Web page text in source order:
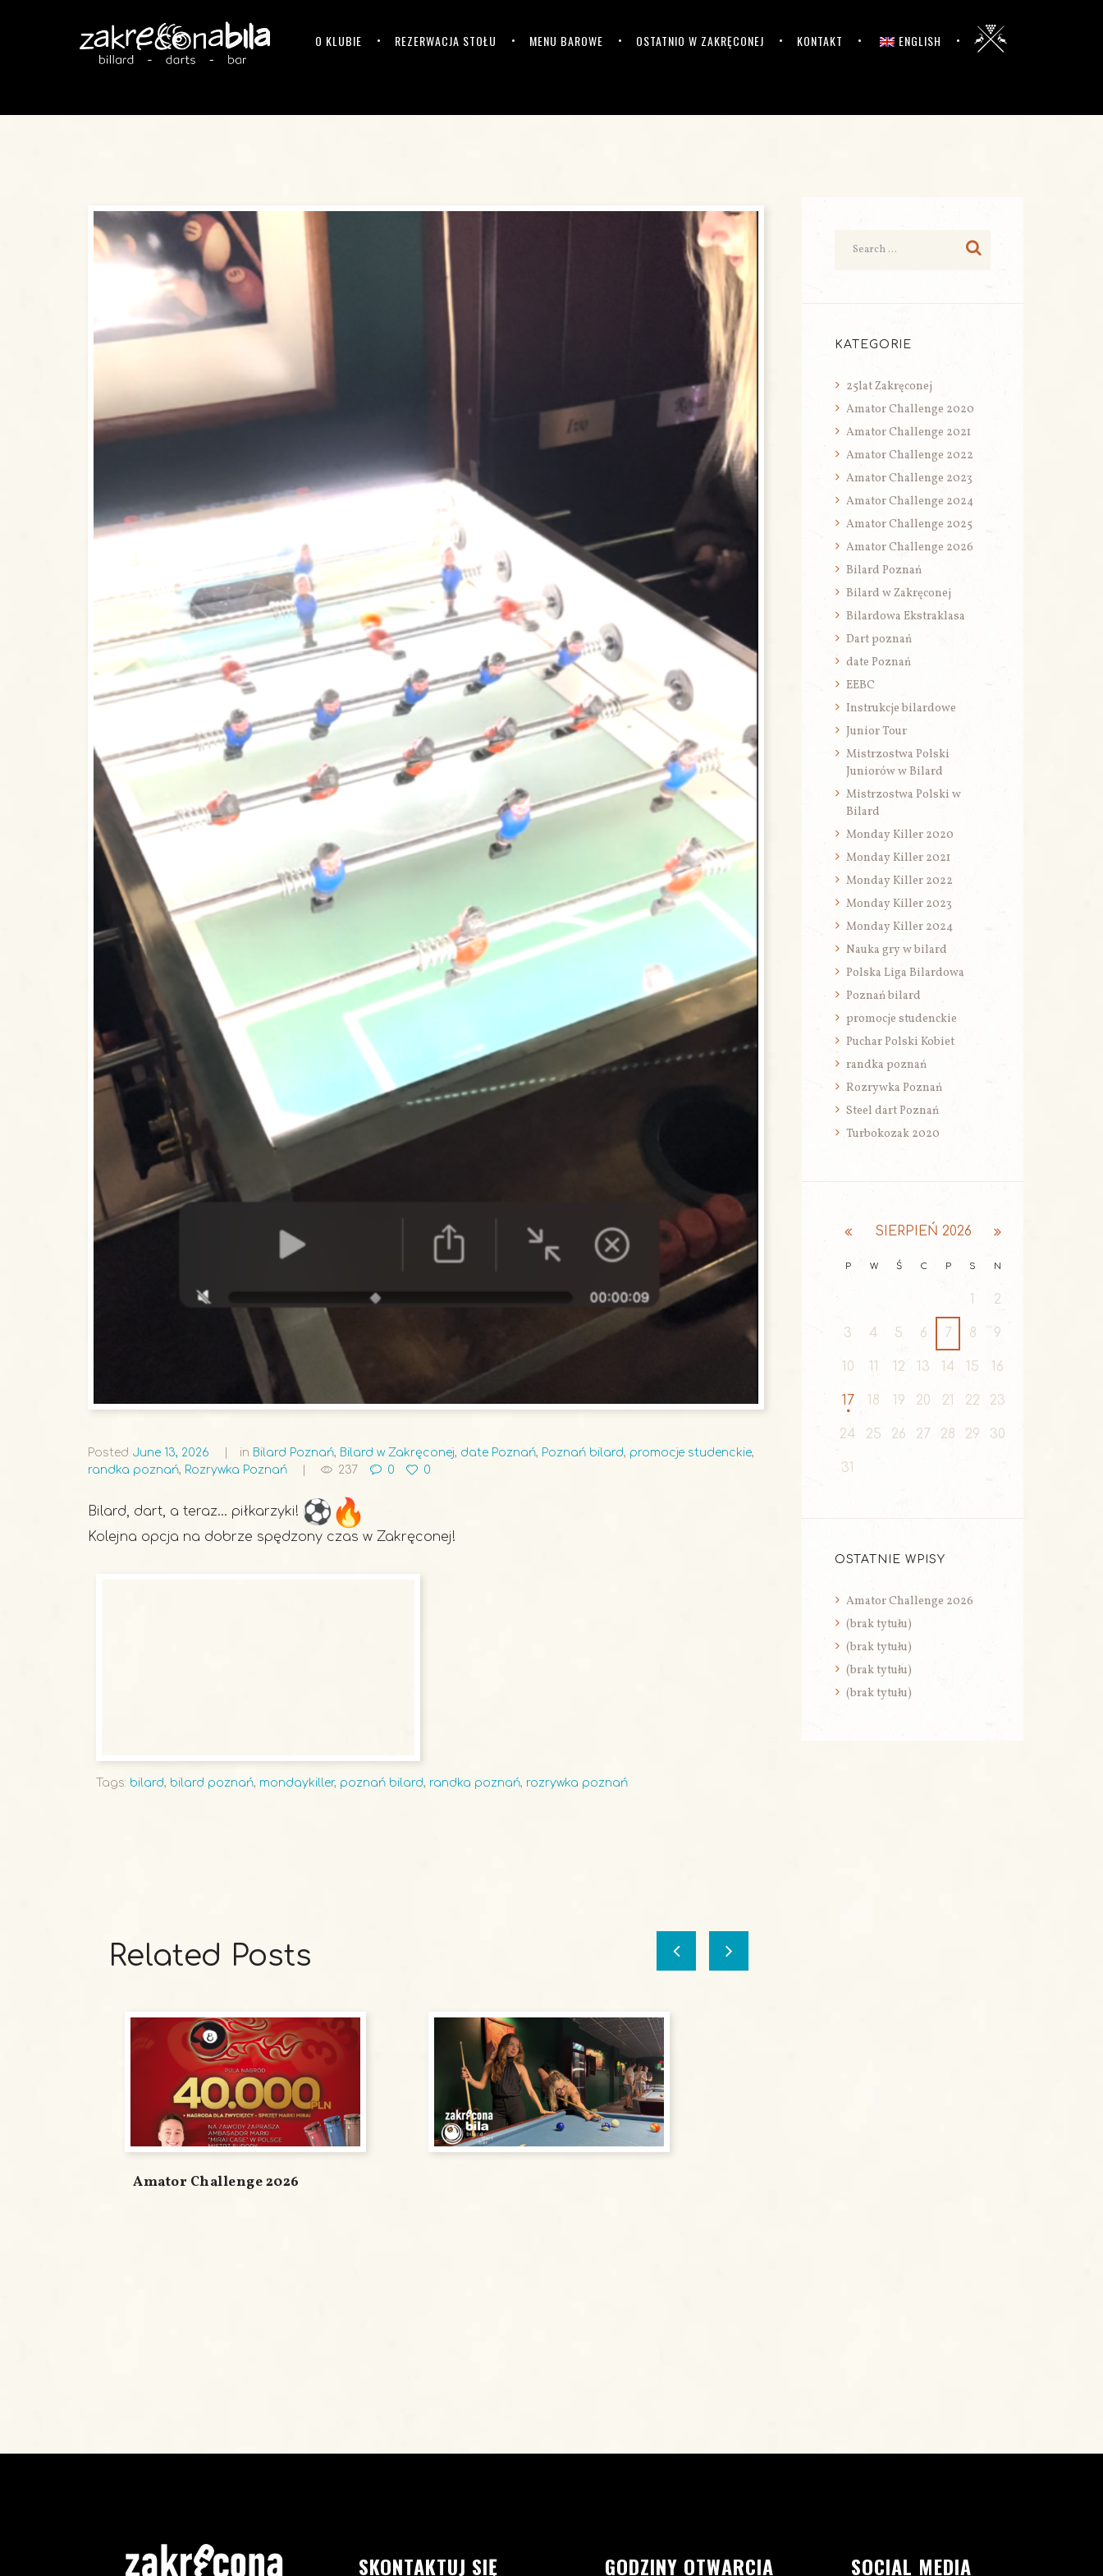
O KLUBIE REZERWACJA STOŁU MENU BAROWE OSTATNIO W ZAKRĘCONEJ KONTAKT ENGLISH
Posted June 13, 2026 in Bilard Poznań, Bilard w Zakręconej, date Poznań, Poznań bilard, promocje studenckie,
randka poznań, Rozrywka Poznań 237 0 0
Bilard, dart, a teraz… piłkarzyki!
Kolejna opcja na dobrze spędzony czas w Zakręconej!
Tags: bilard, bilard poznań, mondaykiller, poznań bilard, randka poznań, rozrywka poznań
Related Posts
Amator Challenge 2026
KATEGORIE
25lat Zakręconej
Amator Challenge 2020
Amator Challenge 2021
Amator Challenge 2022
Amator Challenge 2023
Amator Challenge 2024
Amator Challenge 2025
Amator Challenge 2026
Bilard Poznań
Bilard w Zakręconej
Bilardowa Ekstraklasa
Dart poznań
date Poznań
EEBC
Instrukcje bilardowe
Junior Tour
Mistrzostwa Polski
Juniorów w Bilard
Mistrzostwa Polski w
Bilard
Monday Killer 2020
Monday Killer 2021
Monday Killer 2022
Monday Killer 2023
Monday Killer 2024
Nauka gry w bilard
Polska Liga Bilardowa
Poznań bilard
promocje studenckie
Puchar Polski Kobiet
randka poznań
Rozrywka Poznań
Steel dart Poznań
Turbokozak 2020
SIERPIEŃ 2026
P W Ś C P S N
1 2
3 4 5 6 7 8 9
10 11 12 13 14 15 16
17 18 19 20 21 22 23
24 25 26 27 28 29 30
31
OSTATNIE WPISY
Amator Challenge 2026
(brak tytułu)
(brak tytułu)
(brak tytułu)
(brak tytułu)
SKONTAKTUJ SIĘ GODZINY OTWARCIA SOCIAL MEDIA